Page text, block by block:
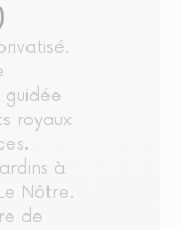
guidée
royaux
à
Nôtre.
de